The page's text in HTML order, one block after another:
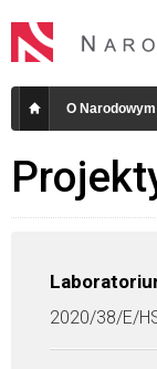
O
2020/38/E/